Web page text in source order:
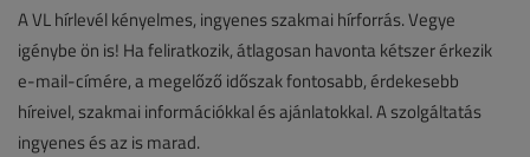
A VL hírlevél kényelmes, ingyenes szakmai hírforrás. Vegye
igénybe ön is! Ha feliratkozik, átlagosan havonta kétszer érkezik
e-mail-címére, a megelőző időszak fontosabb, érdekesebb
híreivel, szakmai információkkal és ajánlatokkal. A szolgáltatás
ingyenes és az is marad.